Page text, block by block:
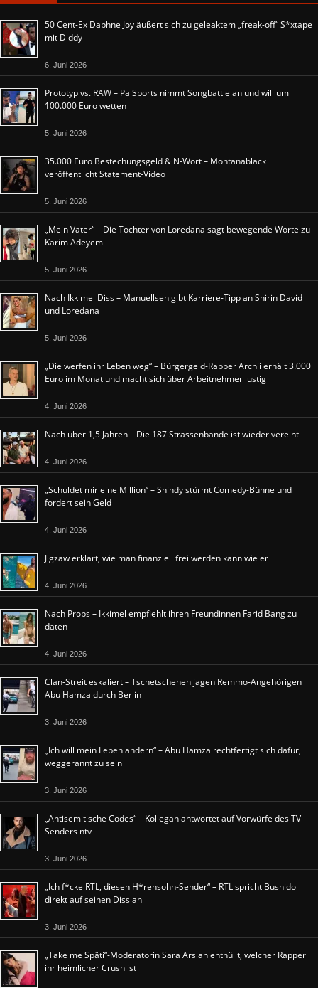
50 Cent-Ex Daphne Joy äußert sich zu geleaktem „freak-off“ S*xtape
mit Diddy
6. Juni 2026
Prototyp vs. RAW – Pa Sports nimmt Songbattle an und will um
100.000 Euro wetten
5. Juni 2026
35.000 Euro Bestechungsgeld & N-Wort – Montanablack
veröffentlicht Statement-Video
5. Juni 2026
„Mein Vater“ – Die Tochter von Loredana sagt bewegende Worte zu
Karim Adeyemi
5. Juni 2026
Nach Ikkimel Diss – Manuellsen gibt Karriere-Tipp an Shirin David
und Loredana
5. Juni 2026
„Die werfen ihr Leben weg“ – Bürgergeld-Rapper Archii erhält 3.000
Euro im Monat und macht sich über Arbeitnehmer lustig
4. Juni 2026
Nach über 1,5 Jahren – Die 187 Strassenbande ist wieder vereint
4. Juni 2026
„Schuldet mir eine Million“ – Shindy stürmt Comedy-Bühne und
fordert sein Geld
4. Juni 2026
Jigzaw erklärt, wie man finanziell frei werden kann wie er
4. Juni 2026
Nach Props – Ikkimel empfiehlt ihren Freundinnen Farid Bang zu
daten
4. Juni 2026
Clan-Streit eskaliert – Tschetschenen jagen Remmo-Angehörigen
Abu Hamza durch Berlin
3. Juni 2026
„Ich will mein Leben ändern“ – Abu Hamza rechtfertigt sich dafür,
weggerannt zu sein
3. Juni 2026
„Antisemitische Codes“ – Kollegah antwortet auf Vorwürfe des TV-
Senders ntv
3. Juni 2026
„Ich f*cke RTL, diesen H*rensohn-Sender“ – RTL spricht Bushido
direkt auf seinen Diss an
3. Juni 2026
„Take me Späti“-Moderatorin Sara Arslan enthüllt, welcher Rapper
ihr heimlicher Crush ist